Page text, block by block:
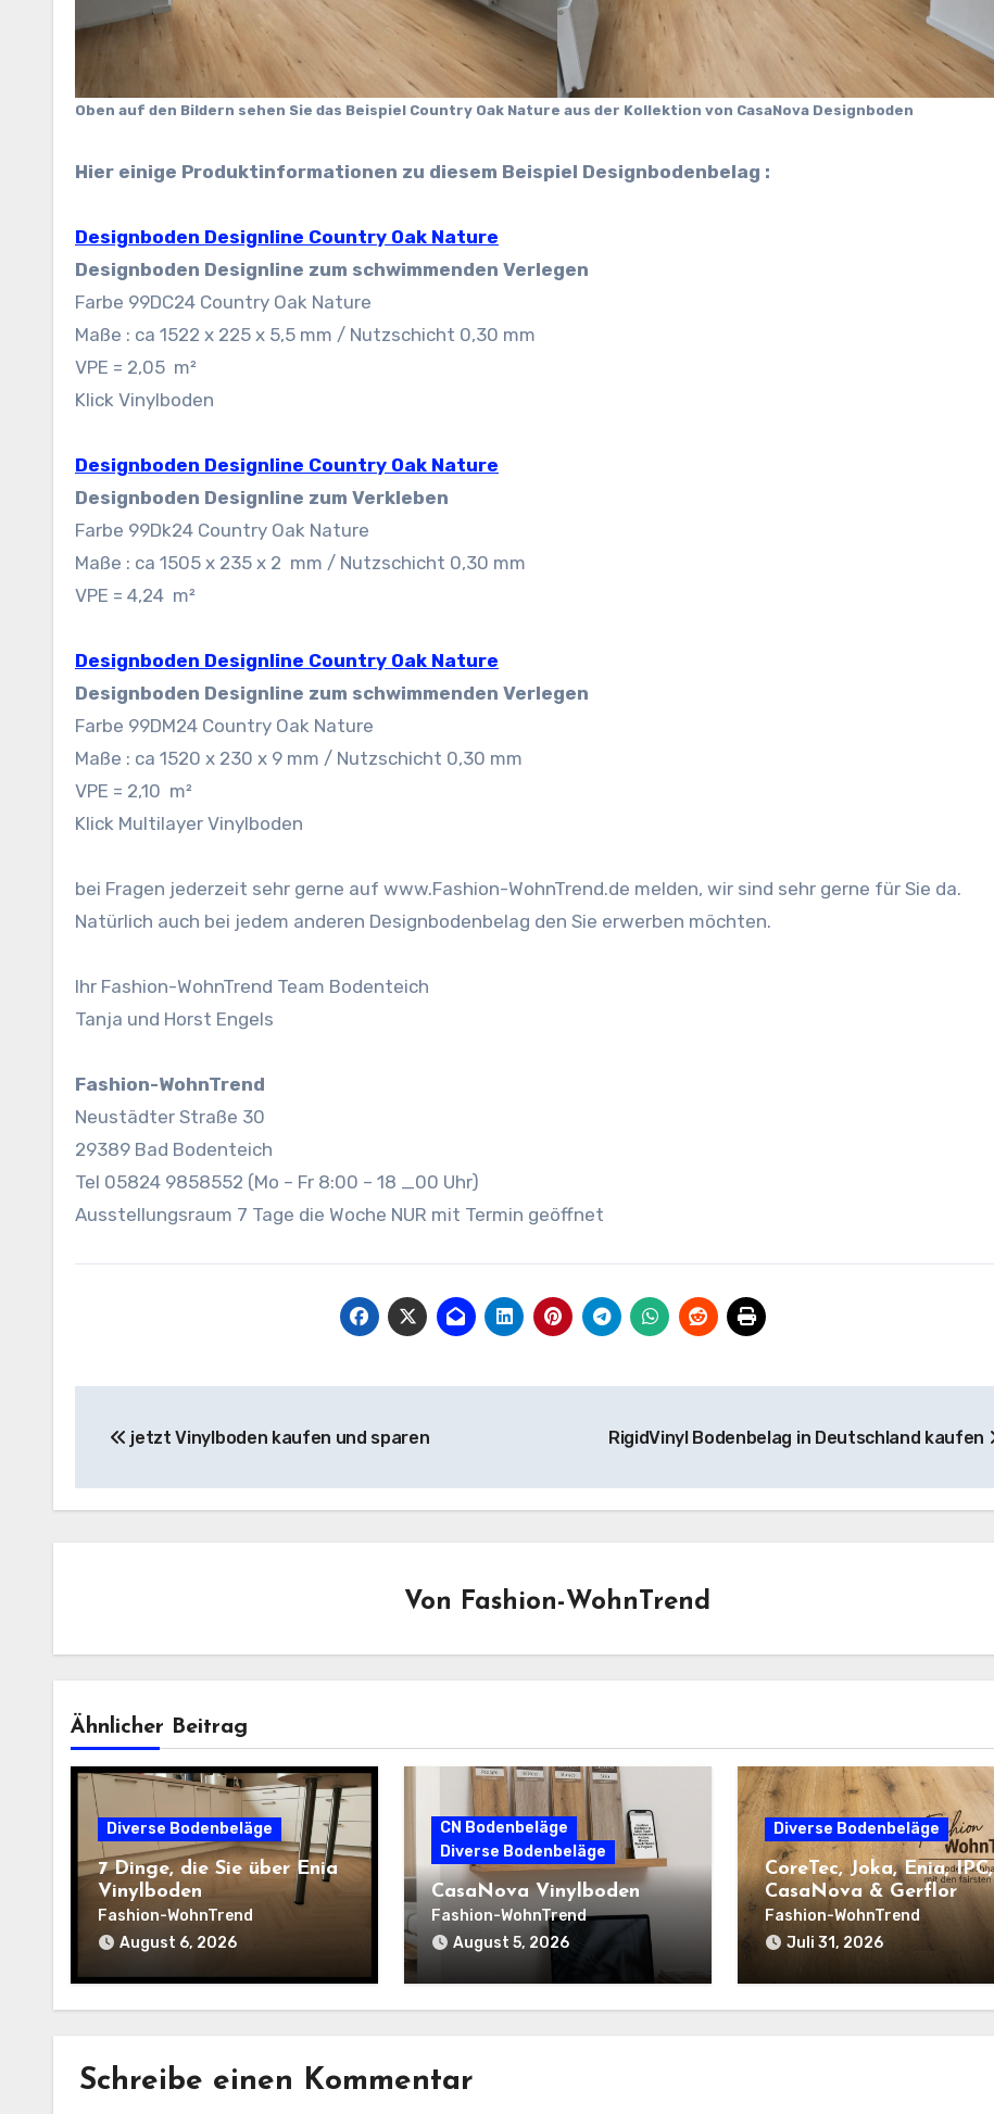
Oben auf den Bildern sehen Sie das Beispiel Country Oak Nature aus der Kollektion von CasaNova Designboden
Hier einige Produktinformationen zu diesem Beispiel Designbodenbelag :
Designboden Designline Country Oak Nature
Designboden Designline zum schwimmenden Verlegen
Farbe 99DC24 Country Oak Nature
Maße : ca 1522 x 225 x 5,5 mm / Nutzschicht 0,30 mm
VPE = 2,05 m²
Klick Vinylboden
Designboden Designline Country Oak Nature
Designboden Designline zum Verkleben
Farbe 99Dk24 Country Oak Nature
Maße : ca 1505 x 235 x 2 mm / Nutzschicht 0,30 mm
VPE = 4,24 m²
Designboden Designline Country Oak Nature
Designboden Designline zum schwimmenden Verlegen
Farbe 99DM24 Country Oak Nature
Maße : ca 1520 x 230 x 9 mm / Nutzschicht 0,30 mm
VPE = 2,10 m²
Klick Multilayer Vinylboden
bei Fragen jederzeit sehr gerne auf www.Fashion-WohnTrend.de melden, wir sind sehr gerne für Sie da.
Natürlich auch bei jedem anderen Designbodenbelag den Sie erwerben möchten.
Ihr Fashion-WohnTrend Team Bodenteich
Tanja und Horst Engels
Fashion-WohnTrend
Neustädter Straße 30
29389 Bad Bodenteich
Tel 05824 9858552 (Mo – Fr 8:00 – 18 _00 Uhr)
Ausstellungsraum 7 Tage die Woche NUR mit Termin geöffnet
jetzt Vinylboden kaufen und sparen RigidVinyl Bodenbelag in Deutschland kaufen
Von Fashion-WohnTrend
Ähnlicher Beitrag
Diverse Bodenbeläge
7 Dinge, die Sie über Enia
Vinylboden
Fashion-WohnTrend
August 6, 2026
CN Bodenbeläge
Diverse Bodenbeläge
CasaNova Vinylboden
Fashion-WohnTrend
August 5, 2026
Diverse Bodenbeläge
CoreTec, Joka, Enia, IPC,
CasaNova & Gerflor
Fashion-WohnTrend
Juli 31, 2026
Schreibe einen Kommentar